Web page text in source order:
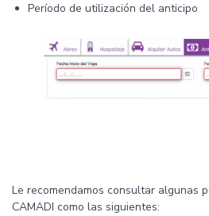
Período de utilización del anticipo
Le recomendamos consultar algunas
CAMADI como las siguientes: